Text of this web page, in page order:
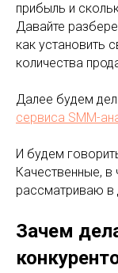
прибыль и
Давайте
как установить
количества
Далее будем
сервиса SMM-
И будем
Качественные, в
рассматриваю в
Зачем